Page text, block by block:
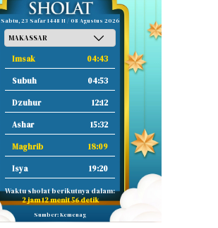
Sabtu, 23 Safar 1448 H / 08 Agustus 2026
Imsak 04:43
Subuh 04:53
Dzuhur 12:12
Ashar 15:32
Maghrib 18:09
Isya 19:20
Waktu sholat berikutnya dalam:
2 jam 12 menit 55 detik
Sumber: Kemenag